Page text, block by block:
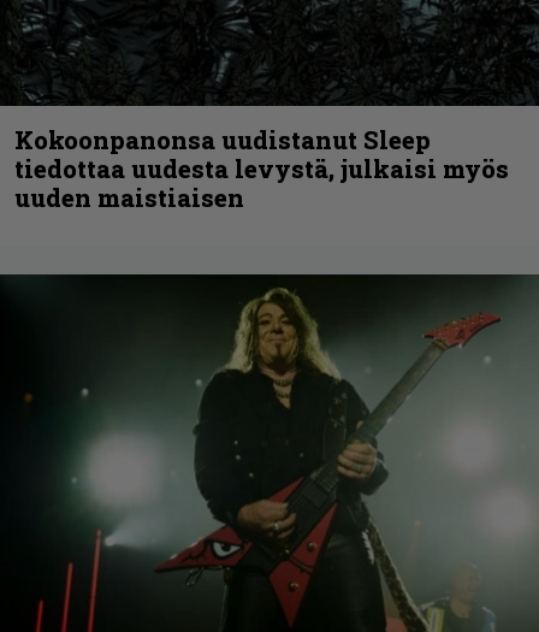
Kokoonpanonsa uudistanut Sleep
tiedottaa uudesta levystä, julkaisi myös
uuden maistiaisen